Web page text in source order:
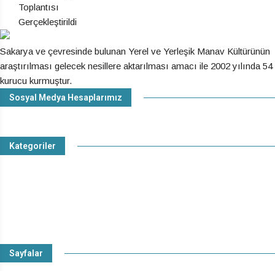
Sakarya ve çevresinde bulunan Yerel ve Yerleşik Manav Kültürünün
araştırılması gelecek nesillere aktarılması amacı ile 2002 yılında 54
kurucu kurmuştur.
Sosyal Medya Hesaplarımız
Kategoriler
Sayfalar